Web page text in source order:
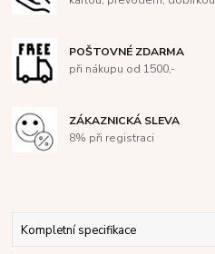
POŠTOVNÉ ZDARMA
při nákupu od 1500,-
ZÁKAZNICKÁ SLEVA
8% při registraci
Kompletní specifikace